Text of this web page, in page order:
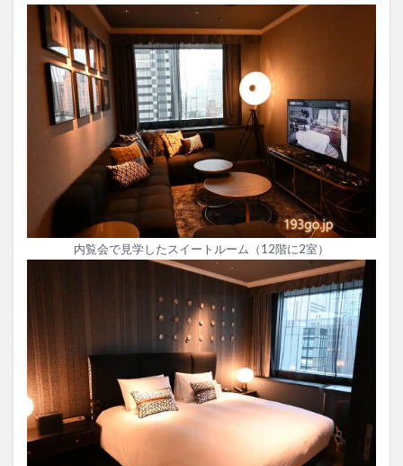
内覧会で見学したスイートルーム（12階に2室）